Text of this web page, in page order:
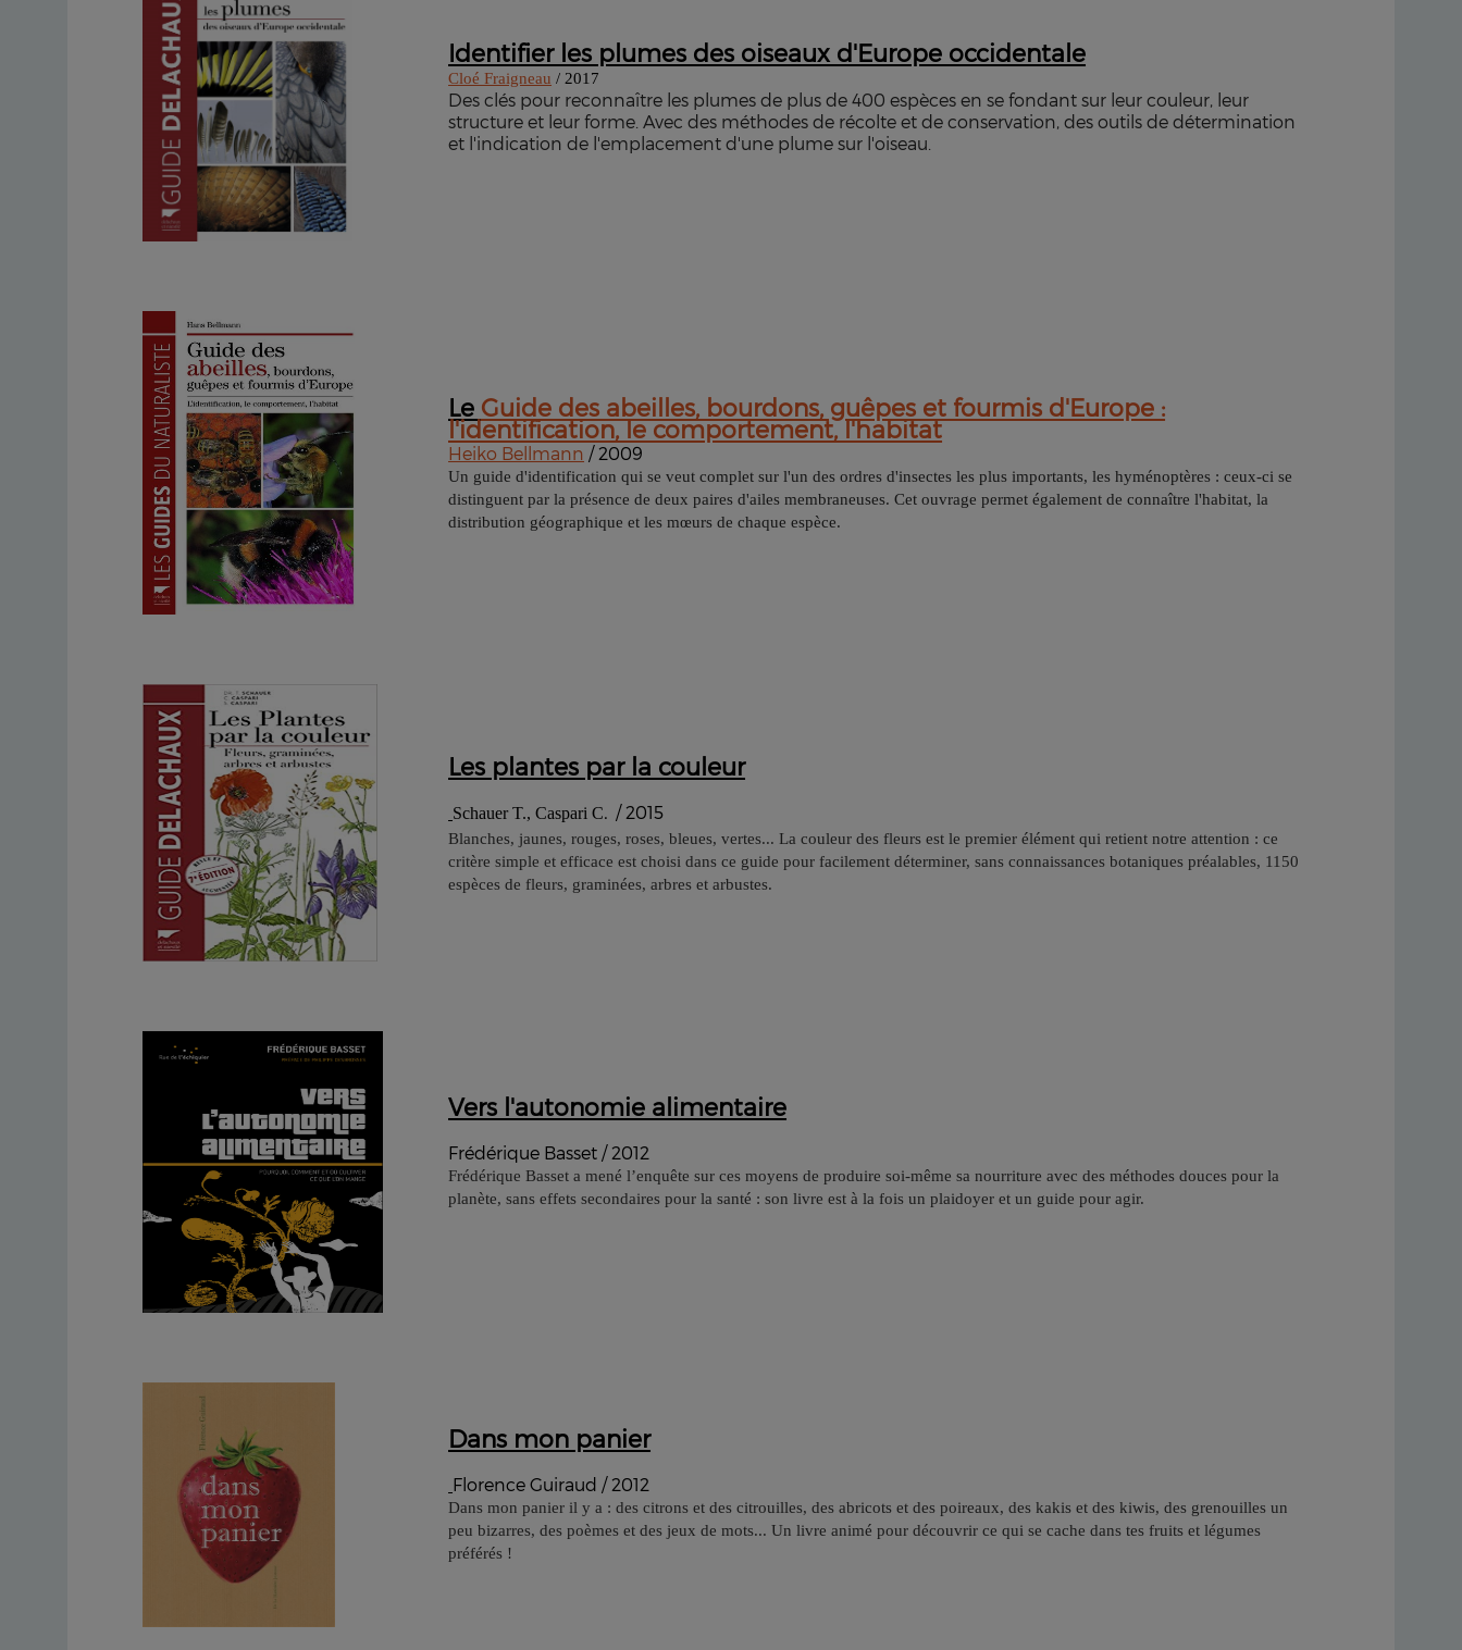
Identifier les plumes des oiseaux d'Europe occidentale
Cloé Fraigneau / 2017
Des clés pour reconnaître les plumes de plus de 400 espèces en se fondant sur leur couleur, leur
structure et leur forme. Avec des méthodes de récolte et de conservation, des outils de détermination
et l'indication de l'emplacement d'une plume sur l'oiseau.
Le Guide des abeilles, bourdons, guêpes et fourmis d'Europe :
l'identification, le comportement, l'habitat
Heiko Bellmann / 2009
Un guide d'identification qui se veut complet sur l'un des ordres d'insectes les plus importants, les hyménoptères : ceux-ci se
distinguent par la présence de deux paires d'ailes membraneuses. Cet ouvrage permet également de connaître l'habitat, la
distribution géographique et les mœurs de chaque espèce.
Les plantes par la couleur
Schauer T., Caspari C. / 2015
Blanches, jaunes, rouges, roses, bleues, vertes... La couleur des fleurs est le premier élément qui retient notre attention : ce
critère simple et efficace est choisi dans ce guide pour facilement déterminer, sans connaissances botaniques préalables, 1150
espèces de fleurs, graminées, arbres et arbustes.
Vers l'autonomie alimentaire
Frédérique Basset / 2012
Frédérique Basset a mené l’enquête sur ces moyens de produire soi-même sa nourriture avec des méthodes douces pour la
planète, sans effets secondaires pour la santé : son livre est à la fois un plaidoyer et un guide pour agir.
Dans mon panier
Florence Guiraud / 2012
Dans mon panier il y a : des citrons et des citrouilles, des abricots et des poireaux, des kakis et des kiwis, des grenouilles un
peu bizarres, des poèmes et des jeux de mots... Un livre animé pour découvrir ce qui se cache dans tes fruits et légumes
préférés !